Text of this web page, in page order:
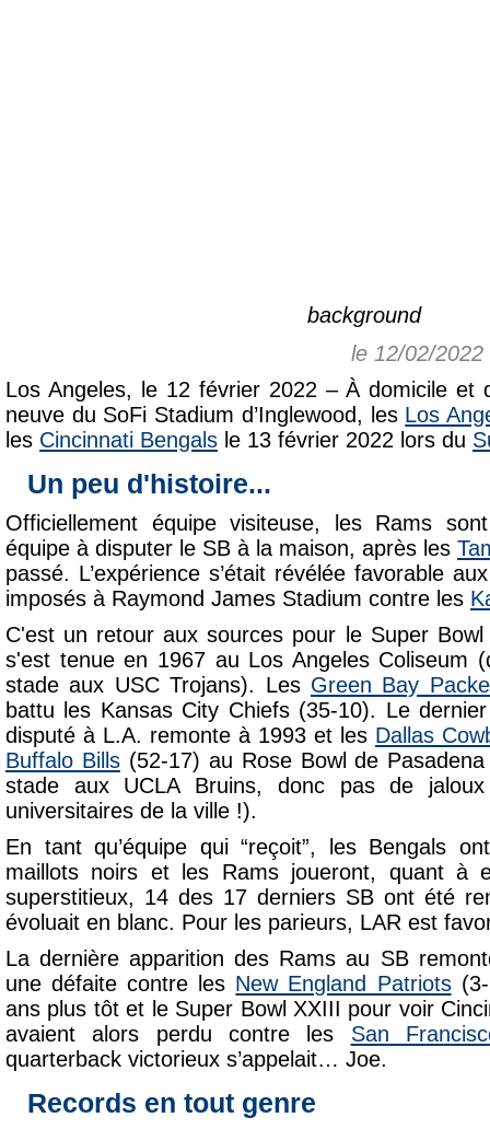
background
le 12/02/
Los Angeles, le 12 février 2022 – À domicile et
neuve du SoFi Stadium d’Inglewood, les Los
les Cincinnati Bengals le 13 février 2022 lors du
Un peu d'histoire...
Officiellement équipe visiteuse, les Rams
équipe à disputer le SB à la maison, après les
passé. L’expérience s’était révélée favorable
imposés à Raymond James Stadium contre les
C'est un retour aux sources pour le Super
s'est tenue en 1967 au Los Angeles Coliseum
stade aux USC Trojans). Les Green Bay
battu les Kansas City Chiefs (35-10). Le
disputé à L.A. remonte à 1993 et les Dallas
Buffalo Bills(52-17) au Rose Bowl de
stade aux UCLA Bruins, donc pas de
universitaires de la ville !).
En tant qu’équipe qui “reçoit”, les Bengals
maillots noirs et les Rams joueront, quant à
superstitieux, 14 des 17 derniers SB ont été
évoluait en blanc. Pour les parieurs, LAR est
La dernière apparition des Rams au SB
une défaite contre les New England Patriots(3-
ans plus tôt et le Super Bowl XXIII pour voir
avaient alors perdu contre les San
quarterback victorieux s’appelait… Joe.
Records en tout genre